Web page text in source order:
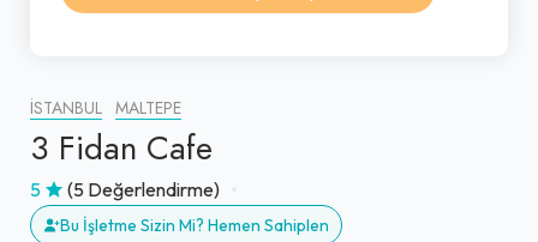
İSTANBUL MALTEPE
3 Fidan Cafe
5 (5 Değerlendirme)
Bu İşletme Sizin Mi? Hemen Sahiplen